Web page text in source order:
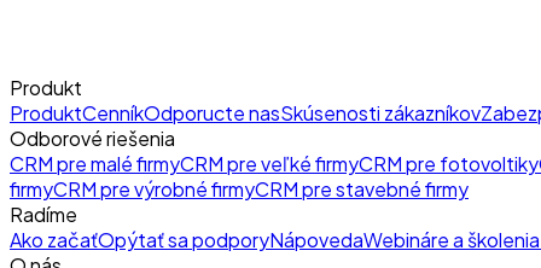
Produkt
ProduktCenníkOdporucte nasSkúsenosti zákazníkov
Odborové riešenia
CRM pre malé firmyCRM pre veľké firmyCRM pre fotovoltiky
firmyCRM pre výrobné firmyCRM pre stavebné firmy
Radíme
Ako začaťOpýtať sa podporyNápovedaWebináre a školenia